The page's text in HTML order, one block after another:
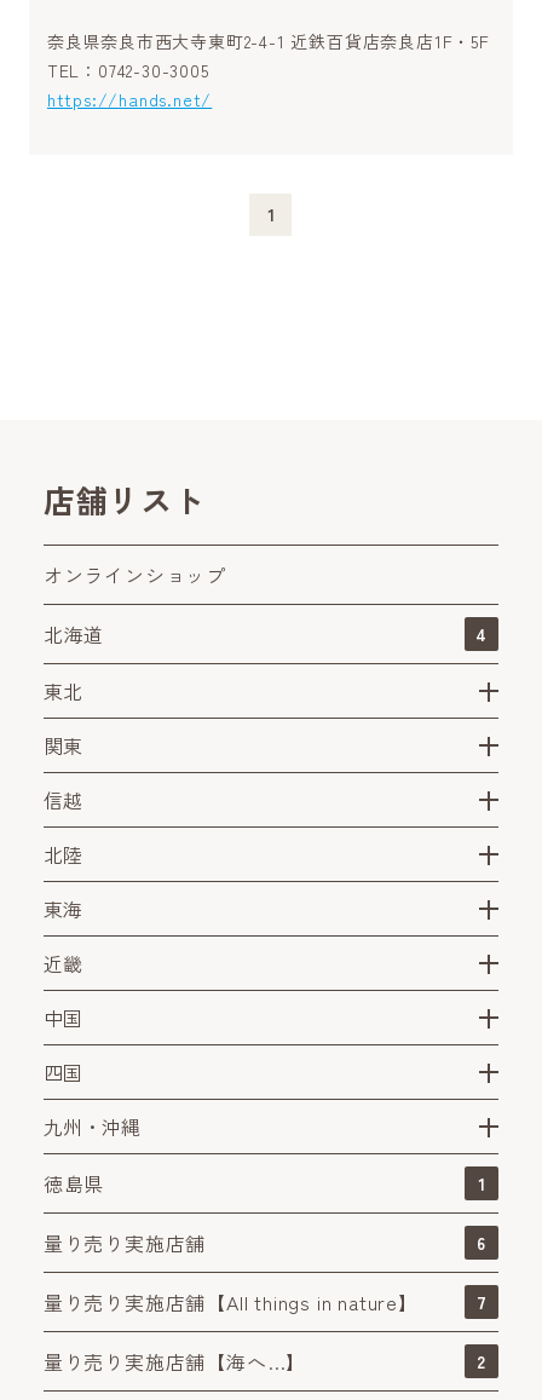
奈良県奈良市西大寺東町2-4-1 近鉄百貨店奈良店1F・5F
TEL：0742-30-3005
https://hands.net/
1
店舗リスト
オンラインショップ
北海道 4
東北
関東
信越
北陸
東海
近畿
中国
四国
九州・沖縄
徳島県
1
量り売り実施店舗 6
量り売り実施店舗【All things in nature】 7
量り売り実施店舗【海へ…】 2